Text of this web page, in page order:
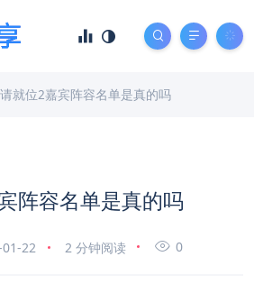
就位2嘉宾阵容名单是真的吗
阵容名单是真的吗
22 2 分钟阅读 0